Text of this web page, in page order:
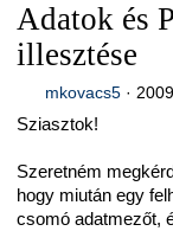
Adatok és
illesztése
mkovacs5·
Sziasztok!
Szeretném
hogy miután egy
csomó adatmezőt,